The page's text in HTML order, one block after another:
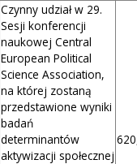
Czynny udział w 29.
Sesji konferencji
naukowej Central
European Political
Science Association,
na której zostaną
przedstawione wyniki
badań
determinantów
aktywizacji społecznej